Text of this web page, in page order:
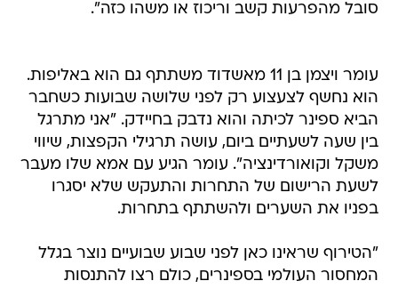
סובל מהפרעות קשב וריכוז או משהו כזה".
עומר ויצמן בן 11 מאשדוד משתתף גם הוא באליפות.
הוא נחשף לצעצוע רק לפני שלושה שבועות כשחבר
הביא ספינר לכיתה והוא נדבק בחיידק. "אני מתרגל
בין שעה לשעתיים ביום, עושה תרגילי הקפצות, שיווי
משקל וקואורדינציה". עומר הגיע עם אמא שלו מעבר
לשעת הרישום של התחרות והתעקש שלא יסגרו
בפניו את השערים ולהשתתף בתחרות.
"הטירוף שראינו כאן לפני שבוע שבועיים נוצר בגלל
המחסור העולמי בספינרים, כולם רצו להתנסות